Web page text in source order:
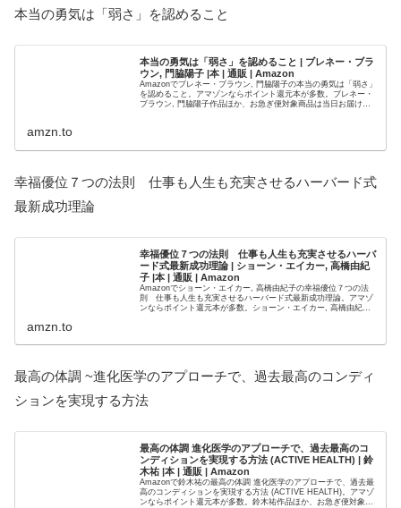
本当の勇気は「弱さ」を認めること
本当の勇気は「弱さ」を認めること | ブレネー・ブラ
ウン, 門脇陽子 |本 | 通販 | Amazon
Amazonでブレネー・ブラウン, 門脇陽子の本当の勇気は「弱さ」
を認めること。アマゾンならポイント還元本が多数。ブレネー・
ブラウン, 門脇陽子作品ほか、お急ぎ便対象商品は当日お届けも
amzn.to
幸福優位７つの法則 仕事も人生も充実させるハーバード式
最新成功理論
幸福優位７つの法則 仕事も人生も充実させるハーバ
ード式最新成功理論 | ショーン・エイカー, 高橋由紀
子 |本 | 通販 | Amazon
Amazonでショーン・エイカー, 高橋由紀子の幸福優位７つの法
則 仕事も人生も充実させるハーバード式最新成功理論。アマゾ
ンならポイント還元本が多数。ショーン・エイカー, 高橋由紀子
amzn.to
最高の体調 ~進化医学のアプローチで、過去最高のコンディ
ションを実現する方法
最高の体調 進化医学のアプローチで、過去最高のコ
ンディションを実現する方法 (ACTIVE HEALTH) | 鈴
木祐 |本 | 通販 | Amazon
Amazonで鈴木祐の最高の体調 進化医学のアプローチで、過去最
高のコンディションを実現する方法 (ACTIVE HEALTH)。アマゾ
ンならポイント還元本が多数。鈴木祐作品ほか、お急ぎ便対象商